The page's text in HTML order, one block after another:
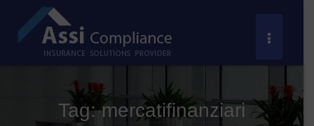
contenuto
Toggle
Tag:mercatifinanziari